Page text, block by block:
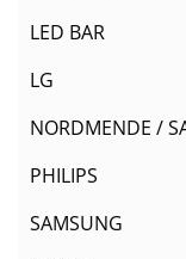
LED BAR
LG
NORDMENDE /
PHILIPS
SAMSUNG